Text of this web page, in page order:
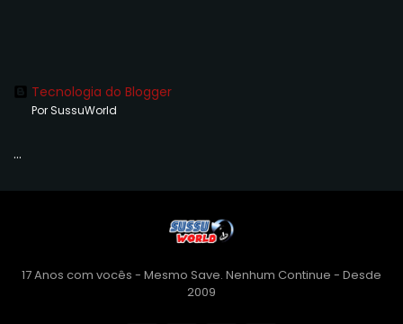
Tecnologia do Blogger
Por SussuWorld
...
17 Anos com vocês - Mesmo Save. Nenhum Continue - Desde
2009